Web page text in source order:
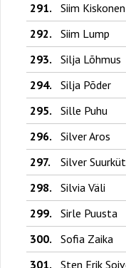
291.
Siim Kiskonen
292.
Siim Lump
293.
Silja Lõhmus
294.
Silja Põder
295.
Sille Puhu
296.
Silver Aros
297.
Silver
298.
Silvia Väli
299.
Sirle Puusta
300.
Sofia Zaika
301.
Sten Erik